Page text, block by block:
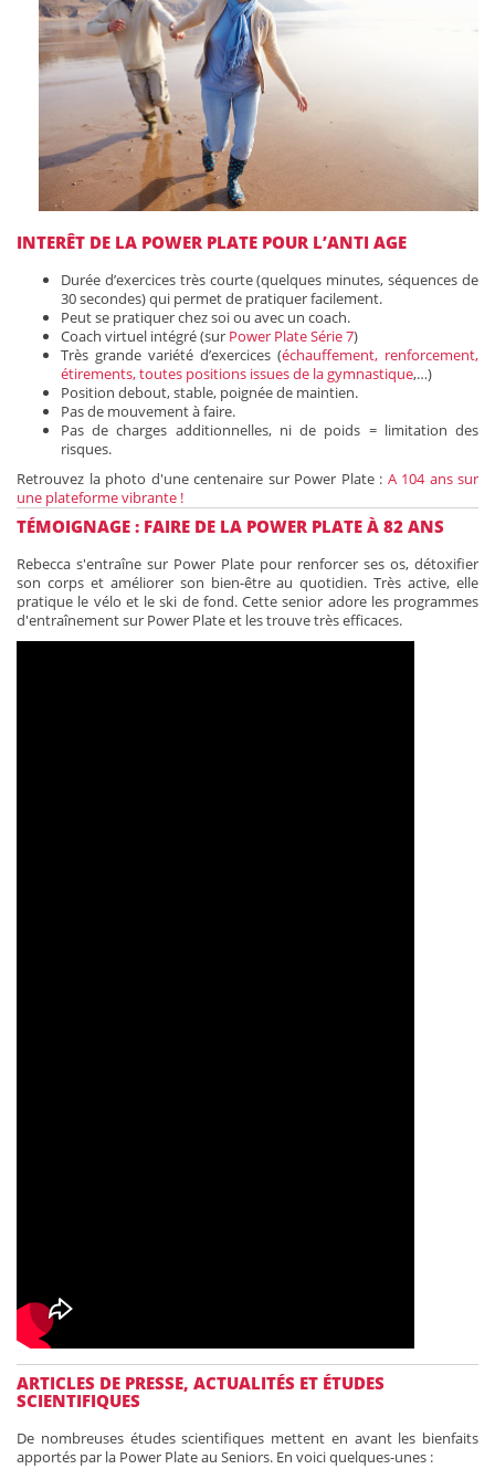
INTERÊT DE LA POWER PLATE POUR L’ANTI AGE
Durée d’exercices très courte (quelques minutes, séquences de
30 secondes) qui permet de pratiquer facilement.
Peut se pratiquer chez soi ou avec un coach.
Coach virtuel intégré (sur Power Plate Série 7)
Très grande variété d’exercices (échauffement, renforcement,
étirements, toutes positions issues de la gymnastique,…)
Position debout, stable, poignée de maintien.
Pas de mouvement à faire.
Pas de charges additionnelles, ni de poids = limitation des
risques.
Retrouvez la photo d'une centenaire sur Power Plate : A 104 ans sur
une plateforme vibrante !
TÉMOIGNAGE : FAIRE DE LA POWER PLATE À 82 ANS
Rebecca s'entraîne sur Power Plate pour renforcer ses os, détoxifier
son corps et améliorer son bien-être au quotidien. Très active, elle
pratique le vélo et le ski de fond. Cette senior adore les programmes
d'entraînement sur Power Plate et les trouve très efficaces.
ARTICLES DE PRESSE, ACTUALITÉS ET ÉTUDES
SCIENTIFIQUES
De nombreuses études scientifiques mettent en avant les bienfaits
apportés par la Power Plate au Seniors. En voici quelques-unes :